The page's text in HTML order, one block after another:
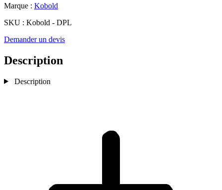
Marque : Kobold
SKU : Kobold - DPL
Demander un devis
Description
Description